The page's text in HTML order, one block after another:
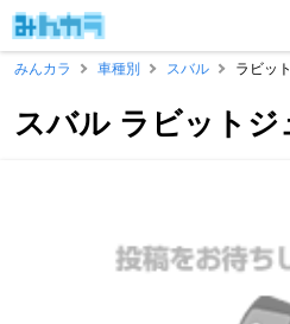
みんカラ
車種別 スバル ラビッ
スバル ラビットジ